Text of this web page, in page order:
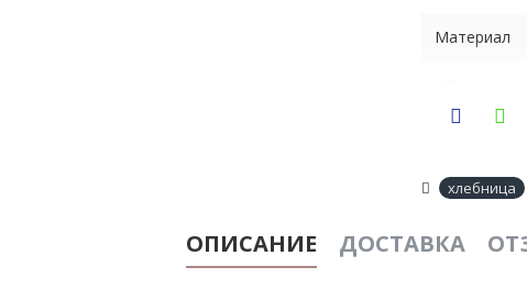
Материал
Назначение
хлебница
ОПИСАНИЕ ДОСТАВКА